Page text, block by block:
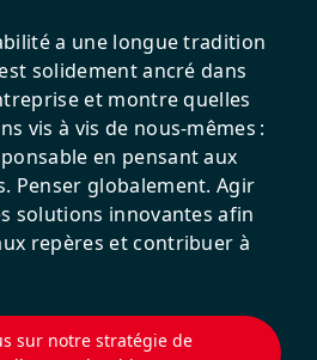
a une longue tradition
solidement ancré dans
et montre quelles
vis à vis de nous-mêmes :
en pensant aux
Penser globalement. Agir
solutions innovantes afin
repères et contribuer à
sur notre stratégie de